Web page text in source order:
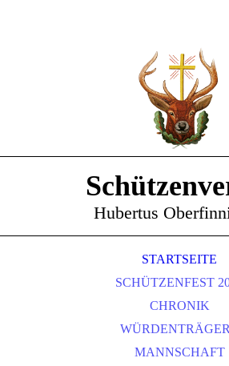
Hubertus
STARTSEITE
SCHÜTZENFEST
CHRONIK
WÜRDENTRÄGER
MANNSCHAFT